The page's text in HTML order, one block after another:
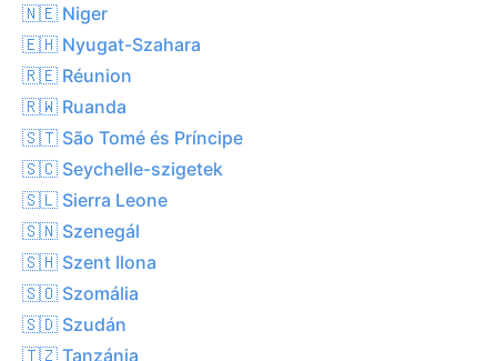
🇳🇪 Niger
🇪🇭 Nyugat-Szahara
🇷🇪 Réunion
🇷🇼 Ruanda
🇸🇹 São Tomé és Príncipe
🇸🇨 Seychelle-szigetek
🇸🇱 Sierra Leone
🇸🇳 Szenegál
🇸🇭 Szent Ilona
🇸🇴 Szomália
🇸🇩 Szudán
🇹🇿 Tanzánia